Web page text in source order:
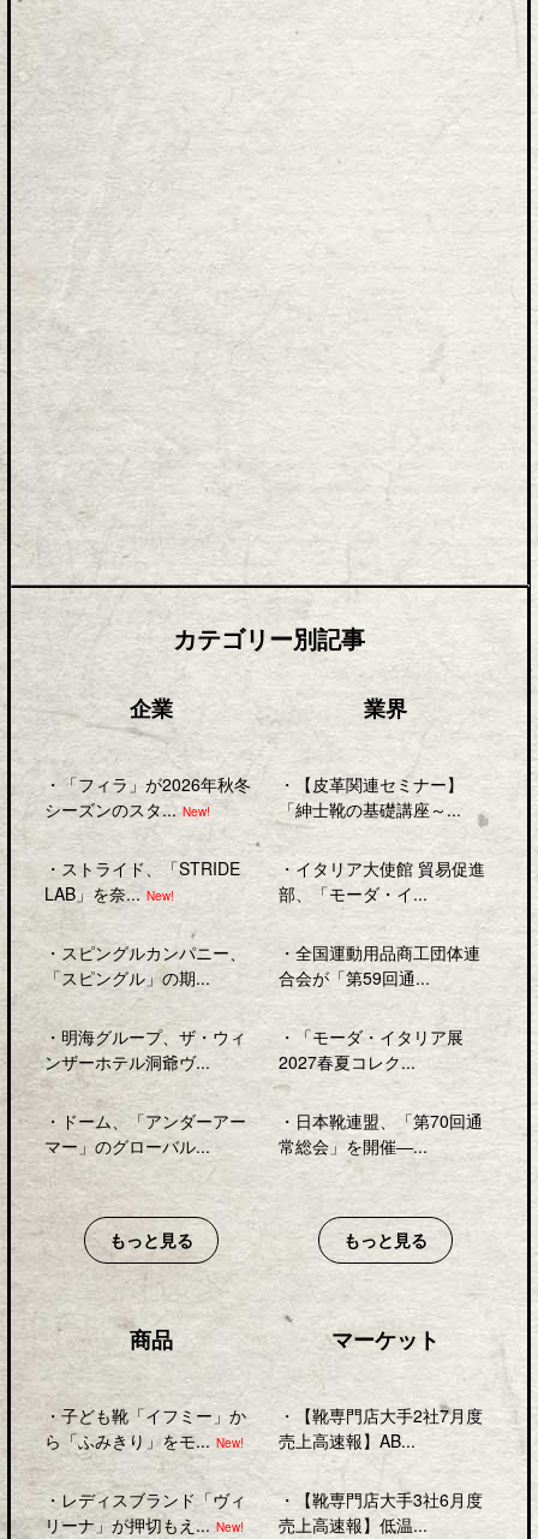
カテゴリー別記事
企業
・ 「フィラ」が2026年秋冬
シーズンのスタ... New!
・ストライド、「STRIDE
LAB」を奈... New!
・ スピングルカンパニー、
「スピングル」の期...
・ 明海グループ、ザ・ウィ
ンザーホテル洞爺ヴ...
・ ドーム、「アンダーアー
マー」のグローバル...
もっと見る
業界
・
【皮革関連セミナー】
「紳士靴の基礎講座～...
・ イタリア大使館 貿易促進
部、「モーダ・イ...
・ 全国運動用品商工団体連
合会が「第59回通...
・ 「モーダ・イタリア展
2027春夏コレク...
・ 日本靴連盟、「第70回通
常総会」を開催―...
もっと見る
商品
・ 子ども靴「イフミー」か
ら「ふみきり」をモ... New!
・ レディスブランド「ヴィ
リーナ」が押切もえ... New!
マーケット
・ 【靴専門店大手2社7月度
売上高速報】AB...
・ 【靴専門店大手3社6月度
売上高速報】低温...